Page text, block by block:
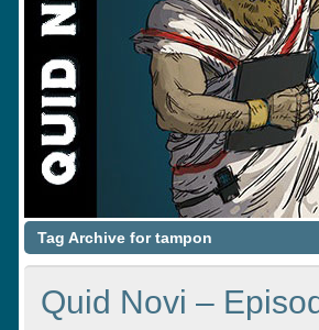
Tag Archive for tampon
Quid Novi –